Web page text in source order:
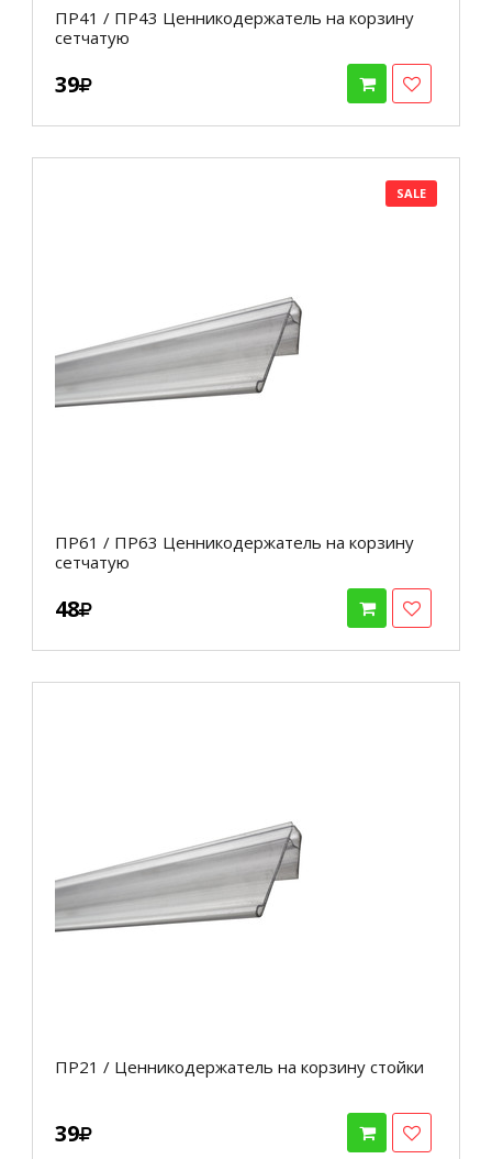
ПР41 / ПР43 Ценникодержатель на корзину
сетчатую
39
SALE
ПР61 / ПР63 Ценникодержатель на корзину
сетчатую
48
ПР21 / Ценникодержатель на корзину стойки
39